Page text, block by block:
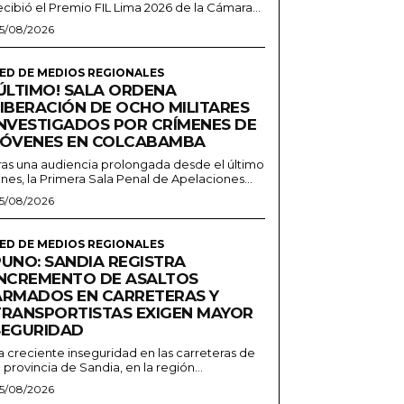
el Premio FIL Lima 2026 de la Cámara...
08/2026
DE MEDIOS REGIONALES
SALA ORDENA
DE OCHO MILITARES
POR CRÍMENES DE
EN COLCABAMBA
una audiencia prolongada desde el último
la Primera Sala Penal de Apelaciones...
08/2026
DE MEDIOS REGIONALES
SANDIA REGISTRA
DE ASALTOS
EN CARRETERAS Y
EXIGEN MAYOR
creciente inseguridad en las carreteras de
provincia de Sandia, en la región...
08/2026